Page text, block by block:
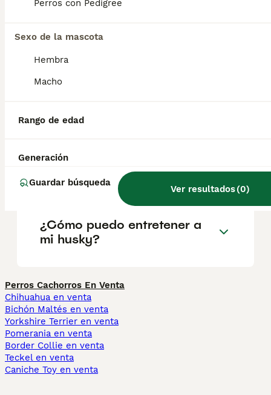
Perros con Pedigree
Sexo de la mascota
Hembra
Macho
Rango de edad
Generación
Guardar búsqueda
Ver resultados(0)
¿Cuáles son los 3 tipos de
¿Es un husky siberiano una
¿El husky es un perro feliz?
¿Cómo puedo entretener a
mi husky?
Perros Cachorros En Venta
Chihuahua en venta
Bichón Maltés en venta
Yorkshire Terrier en venta
Pomerania en venta
Border Collie en venta
Teckel en venta
Caniche Toy en venta